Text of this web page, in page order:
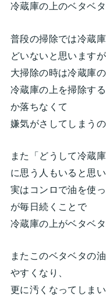
冷蔵庫の上のベタベ
普段の掃除では冷蔵
どいないと思いますが
大掃除の時は冷蔵庫
冷蔵庫の上を掃除す
か落ちなくて
嫌気がさしてしまう
また「どうして冷蔵
に思う人もいると思い
実はコンロで油を使
が毎日続くことで
冷蔵庫の上がベタベ
またこのベタベタの
やすくなり、
更に汚くなってしまい